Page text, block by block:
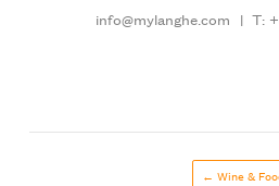
info@mylanghe.com | T:
← Wine &